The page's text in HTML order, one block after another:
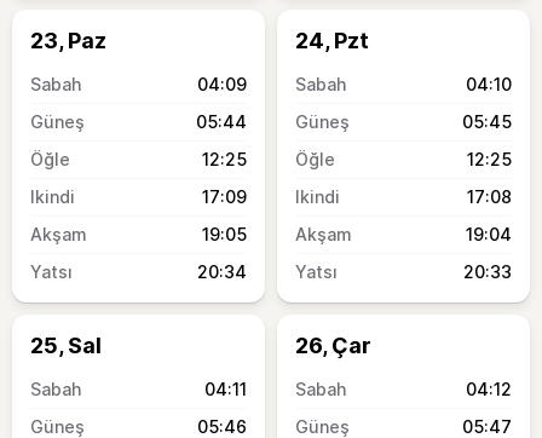
23, Paz
04:09
05:44
12:25
17:09
19:05
20:34
24, Pzt
04:10
05:45
12:25
17:08
19:04
20:33
25, Sal
04:11
05:46
26, Çar
04:12
05:47